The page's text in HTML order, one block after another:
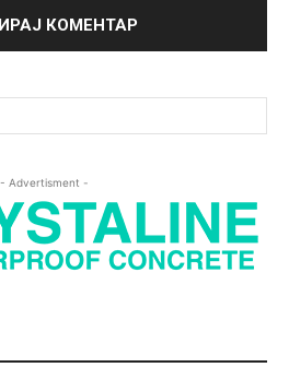
- Advertisment -